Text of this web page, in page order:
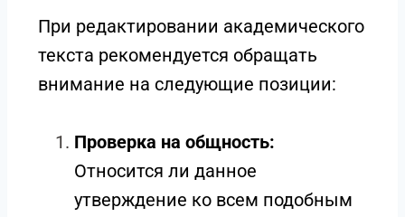
При редактировании академического
текста рекомендуется обращать
внимание на следующие позиции:
Проверка на общность:
Относится ли данное
утверждение ко всем подобным